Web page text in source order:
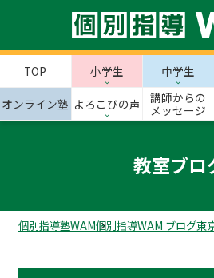
TOP 小学生 中学生
オンライン塾 よろこびの声
講師からの
メッセージ
教室ブロ
個別指導塾WAM個別指導WAM ブログ東